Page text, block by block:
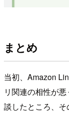
まとめ
当初、Amazon
リ関連の相性が
談したところ、